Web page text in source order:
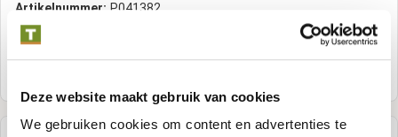
Deze website maakt gebruik van cookies
We gebruiken cookies om content en advertenties te
Artikelnummer: P041382